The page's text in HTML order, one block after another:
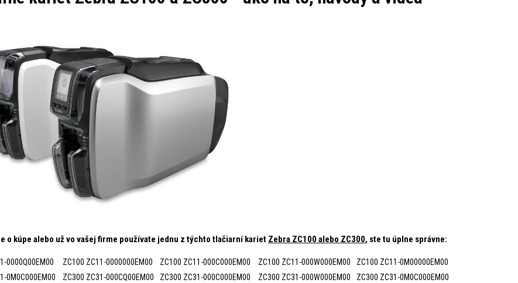
o kúpe alebo už vo vašej firme používate jednu z týchto tlačiarní kariet Zebra ZC100 alebo ZC300, ste tu úplne správne:
0000Q00EM00 ZC100 ZC11-0000000EM00 ZC100 ZC11-000C000EM00 ZC100 ZC11-000W000EM00
ZC100 ZC11-0M00000EM00
0M0C000EM00
ZC300 ZC31-000CQ00EM00 ZC300 ZC31-000C000EM00 ZC300 ZC31-000W000EM00
ZC300 ZC31-0M0C000EM00